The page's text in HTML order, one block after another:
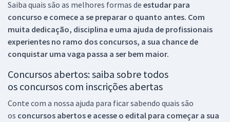
Saiba quais são as melhores formas de estudar para
concurso e comece a se preparar o quanto antes. Com
muita dedicação, disciplina e uma ajuda de profissionais
experientes no ramo dos concursos, a sua chance de
conquistar uma vaga passa a ser bem maior.
Concursos abertos: saiba sobre todos
os concursos com inscrições abertas
Conte com a nossa ajuda para ficar sabendo quais são
os concursos abertos e acesse o edital para começar a sua